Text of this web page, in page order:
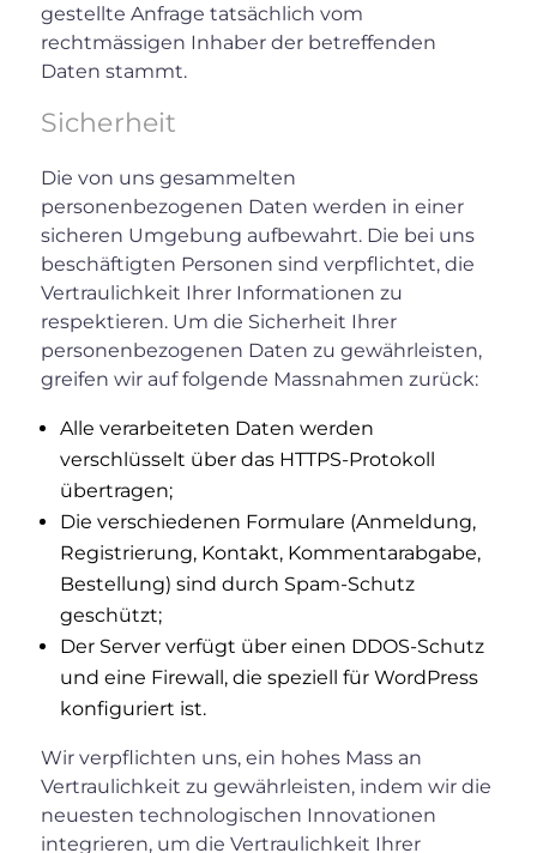
gestellte Anfrage tatsächlich vom
rechtmässigen Inhaber der betreffenden
Daten stammt.
Sicherheit
Die von uns gesammelten
personenbezogenen Daten werden in einer
sicheren Umgebung aufbewahrt. Die bei uns
beschäftigten Personen sind verpflichtet, die
Vertraulichkeit Ihrer Informationen zu
respektieren. Um die Sicherheit Ihrer
personenbezogenen Daten zu gewährleisten,
greifen wir auf folgende Massnahmen zurück:
Alle verarbeiteten Daten werden
verschlüsselt über das HTTPS-Protokoll
übertragen;
Die verschiedenen Formulare (Anmeldung,
Registrierung, Kontakt, Kommentarabgabe,
Bestellung) sind durch Spam-Schutz
geschützt;
Der Server verfügt über einen DDOS-Schutz
und eine Firewall, die speziell für WordPress
konfiguriert ist.
Wir verpflichten uns, ein hohes Mass an
Vertraulichkeit zu gewährleisten, indem wir die
neuesten technologischen Innovationen
integrieren, um die Vertraulichkeit Ihrer